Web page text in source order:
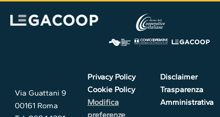
Via Guattani 9
00161 Roma
Privacy Policy
Cookie Policy
Modifica
preferenze
Disclaimer
Trasparenza
Amministrativa